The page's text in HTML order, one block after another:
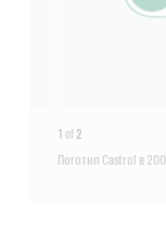
1 of 2
Логотип Castrol в